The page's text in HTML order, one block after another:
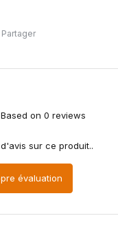
Partager
Based on 0 reviews
sur ce produit..
évaluation